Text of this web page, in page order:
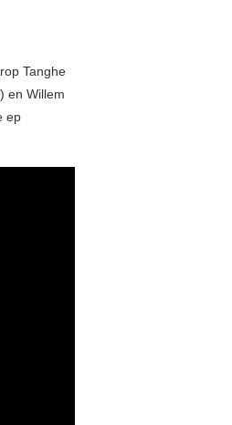
Tanghe
en Willem
ep